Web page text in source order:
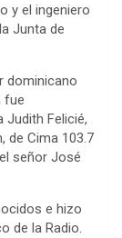
y el ingeniero
Junta de
dominicano
fue
Felicié,
de Cima 103.7
señor José
e hizo
de la Radio.